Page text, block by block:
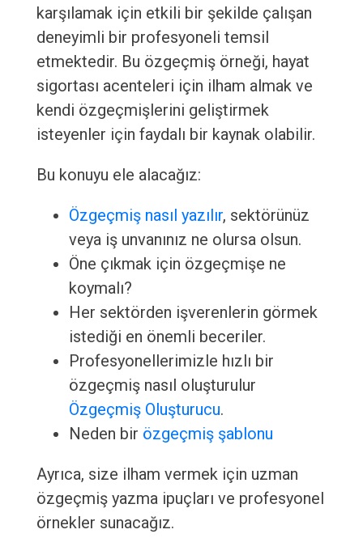
karşılamak için etkili bir şekilde çalışan
deneyimli bir profesyoneli temsil
etmektedir. Bu özgeçmiş örneği, hayat
sigortası acenteleri için ilham almak ve
kendi özgeçmişlerini geliştirmek
isteyenler için faydalı bir kaynak olabilir.
Bu konuyu ele alacağız:
Özgeçmiş nasıl yazılır, sektörünüz
veya iş unvanınız ne olursa olsun.
Öne çıkmak için özgeçmişe ne
koymalı?
Her sektörden işverenlerin görmek
istediği en önemli beceriler.
Profesyonellerimizle hızlı bir
özgeçmiş nasıl oluşturulur
Özgeçmiş Oluşturucu.
Neden bir özgeçmiş şablonu
Ayrıca, size ilham vermek için uzman
özgeçmiş yazma ipuçları ve profesyonel
örnekler sunacağız.